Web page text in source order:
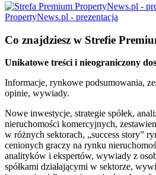
PropertyNews.pl - prezentacja
Co znajdziesz w Strefie
Unikatowe treści i nieograniczony
Informacje, rynkowe podsumowania,
opinie, wywiady.
Nowe inwestycje, strategie spółek,
nieruchomości komercyjnych,
w różnych sektorach, „success story”
cenionych graczy na rynku
analityków i ekspertów, wywiady z
spółkami działającymi w sektorze,